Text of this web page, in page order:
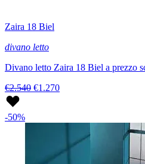
Zaira 18 Biel
divano letto
Divano letto Zaira 18 Biel a prezzo
€2.540 €1.270
-50%